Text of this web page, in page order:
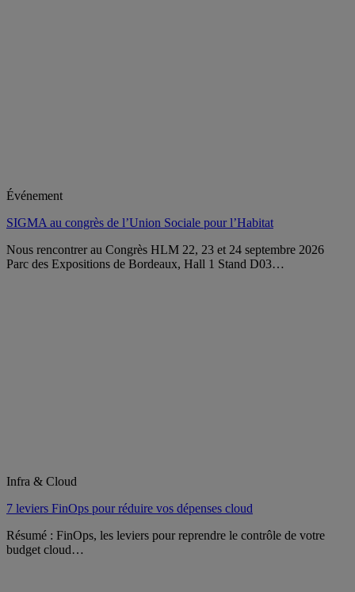
Événement
SIGMA au congrès de l’Union Sociale pour l’Habitat
Nous rencontrer au Congrès HLM 22, 23 et 24 septembre 2026
Parc des Expositions de Bordeaux, Hall 1 Stand D03…
Infra & Cloud
7 leviers FinOps pour réduire vos dépenses cloud
Résumé : FinOps, les leviers pour reprendre le contrôle de votre
budget cloud…